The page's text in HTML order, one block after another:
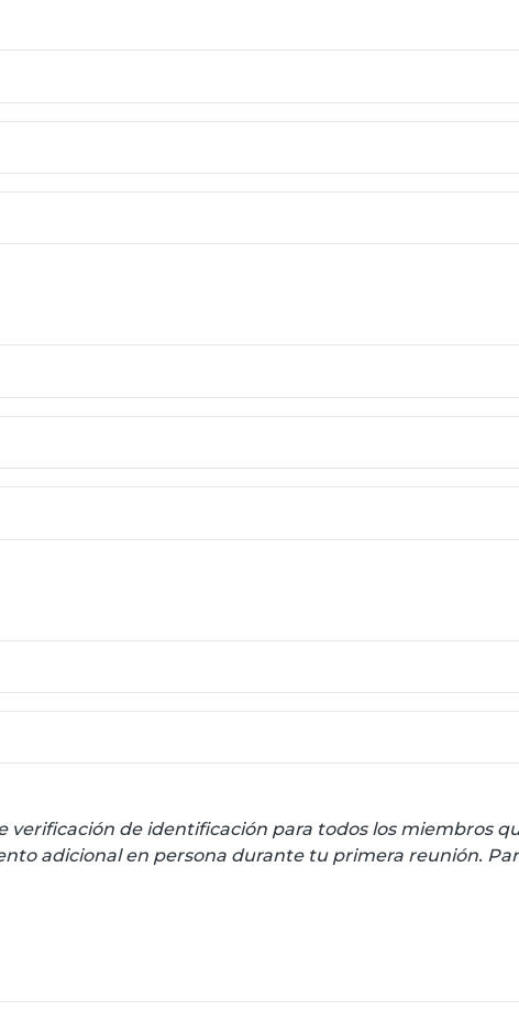
de identificación para todos los miembros
adicional en persona durante tu primera reunión.